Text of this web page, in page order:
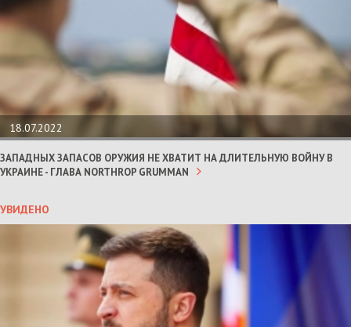
18.07.2022
ЗАПАДНЫХ ЗАПАСОВ ОРУЖИЯ НЕ ХВАТИТ НА ДЛИТЕЛЬНУЮ ВОЙНУ В
УКРАИНЕ - ГЛАВА NORTHROP GRUMMAN
УВИДЕНО